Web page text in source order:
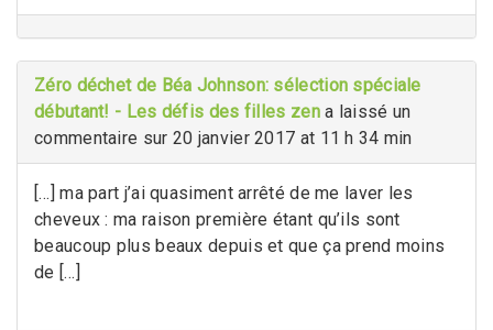
Zéro déchet de Béa Johnson: sélection spéciale
débutant! - Les défis des filles zen a laissé un
commentaire sur 20 janvier 2017 at 11 h 34 min
[…] ma part j’ai quasiment arrêté de me laver les
cheveux : ma raison première étant qu’ils sont
beaucoup plus beaux depuis et que ça prend moins
de […]